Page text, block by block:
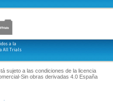
a la
All Trials
sujeto a las condiciones de la licencia
Sin obras derivadas 4.0 España